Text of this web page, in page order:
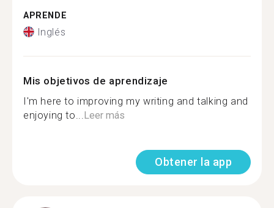
APRENDE
Inglés
Mis objetivos de aprendizaje
I'm here to improving my writing and talking and
enjoying to... Leer más
Obtener la app